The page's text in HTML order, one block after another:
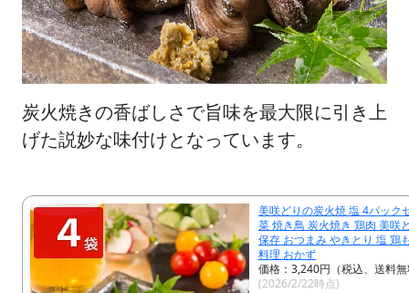
炭火焼きの香ばしさで旨味を最大限に引き上
げた説妙な味付けとなっています。
美咲どりの炭火焼 塩 4パック
菜 焼き鳥 炭火焼き 鶏肉 美咲
保存 おつまみ やきとり 塩 鶏
料理 おかず
価格：3,240円（税込、送料
(2026/2/22時点)